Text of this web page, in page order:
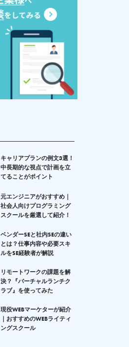
キャリアプランの例文3選！
中長期的な視点で計画を立
てることがポイント
元エンジニアがおすすめ｜
社会人向けプログラミング
スクールを厳選して紹介！
ベンダーSEと社内SEの違い
とは？仕事内容や必要スキ
ルをSE経験者が解説
リモートワークの課題を解
決？『バーチャルランチク
ラブ』を使ってみた
現役WEBマーケターが紹介
｜おすすめのWEBライティ
ングスクール